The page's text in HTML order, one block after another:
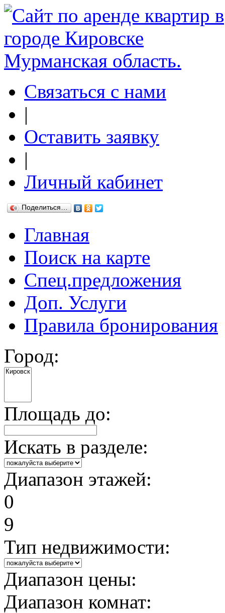
Связаться с нами
|
Оставить заявку
|
Личный кабинет
Поделиться…
Главная
Поиск на карте
Спец.предложения
Доп. Услуги
Правила бронирования
Город:
Площадь до:
Искать в разделе:
Диапазон этажей:
0
9
Тип недвижимости:
Диапазон цены:
Диапазон комнат: